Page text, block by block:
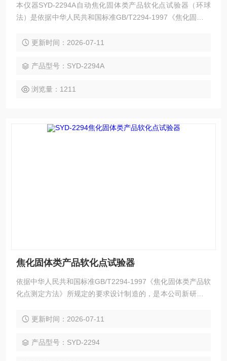
本仪器SYD-2294A自动焦化固体类产品软化点试验器（环球
法）是依据中华人民共和国标准GB/T2294-1997《焦化固体类
新研制的焦化固体类产品软化点试验器，适用于焦化固体类产
更新时间：2026-07-11
产品型号：SYD-2294A
浏览量：1211
焦化固体类产品软化点试验器
依据中华人民共和国标准GB/T2294-1997《焦化固体类产品软
化点测定方法》所规定的要求设计制造的，是本公司新研制的
青、固体古马隆-茚树脂软化点的测定。
更新时间：2026-07-11
产品型号：SYD-2294